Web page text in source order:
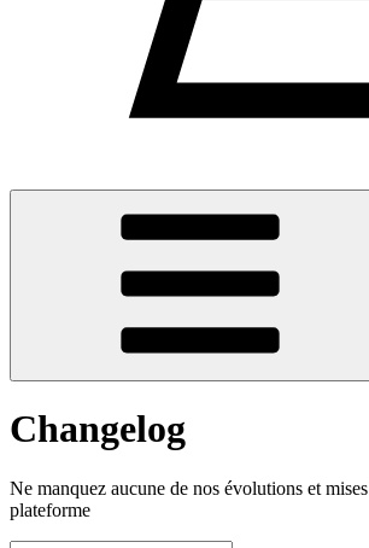
Changelog
Ne manquez aucune de nos évolutions et
plateforme